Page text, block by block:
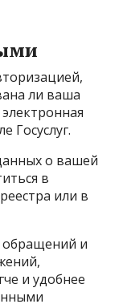
ли ваша
Госуслуг.
о вашей
в
или в
и
и удобнее